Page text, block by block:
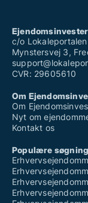
c/o
Mynstersvej 3,
CVR: 29605610
Om
Om
Nyt om
Kontakt os
Populære